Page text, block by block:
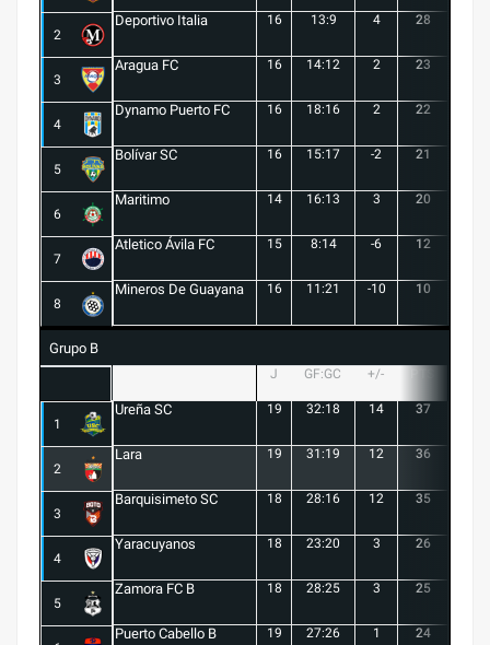
2
Deportivo Italia 16 13:9 4 28
3
Aragua FC 16 14:12 2 23
4
Dynamo Puerto FC 16 18:16 2 22
5
Bolívar SC 16 15:17 -2 21
6
Maritimo 14 16:13 3 20
7
Atletico Ávila FC 15 8:14 -6 12
8
Mineros De Guayana 16 11:21 -10 10
Grupo B
J GF:GC +/-
1
Ureña SC 19 32:18 14 37
2
Lara 19 31:19 12 36
3
Barquisimeto SC 18 28:16 12 35
4
Yaracuyanos 18 23:20 3 26
5
Zamora FC B 18 28:25 3 25
Puerto Cabello B 19 27:26 1 24